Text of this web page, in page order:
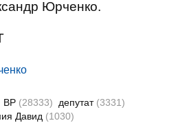
Юрченко.
ВР (28333) депутат (3331)
Давид (1030)